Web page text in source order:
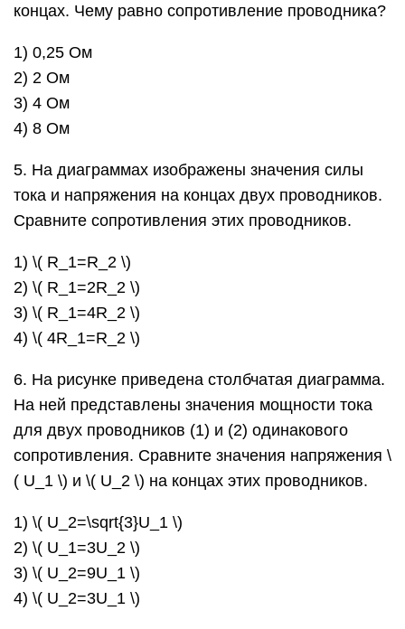
концах. Чему равно сопротивление проводника?
1) 0,25 Ом
2) 2 Ом
3) 4 Ом
4) 8 Ом
5. На диаграммах изображены значения силы
тока и напряжения на концах двух проводников.
Сравните сопротивления этих проводников.
1) ​\( R_1=R_2 \)​
2) \( R_1=2R_2 \)​
3) \( R_1=4R_2 \)​
4) \( 4R_1=R_2 \)​
6. На рисунке приведена столбчатая диаграмма.
На ней представлены значения мощности тока
для двух проводников (1) и (2) одинакового
сопротивления. Сравните значения напряжения ​\
( U_1 \)​ и ​\( U_2 \)​ на концах этих проводников.
1) ​\( U_2=\sqrt{3}U_1 \)​
2) \( U_1=3U_2 \)
3) \( U_2=9U_1 \)
4) \( U_2=3U_1 \)